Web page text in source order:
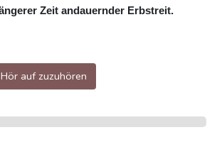
Zeit andauernder Erbstreit.
Hör auf zuzuhören